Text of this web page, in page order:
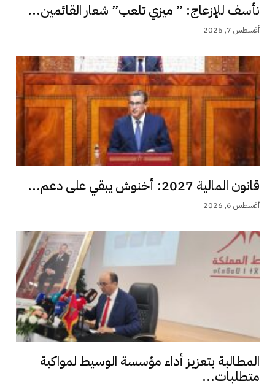
نأسف للإزعاج: ” ميزي تلعب” شعار القائمين...
أغسطس 7, 2026
قانون المالية 2027: أخنوش يبقي على دعم...
أغسطس 6, 2026
المطالبة بتعزيز أداء مؤسسة الوسيط لمواكبة
متطلبات...